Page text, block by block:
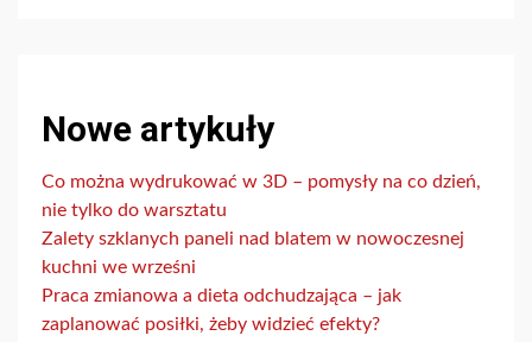
Nowe artykuły
Co można wydrukować w 3D – pomysły na co dzień,
nie tylko do warsztatu
Zalety szklanych paneli nad blatem w nowoczesnej
kuchni we wrześni
Praca zmianowa a dieta odchudzająca – jak
zaplanować posiłki, żeby widzieć efekty?